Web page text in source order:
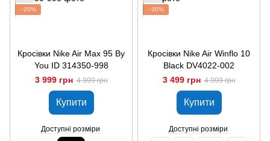
−20%
Кросівки Nike Air Max 95 By
You ID 314350-998
3 999 грн 4 999 грн
Купити
Доступні розміри
−30%
Кросівки Nike Air Winflo 10
Black DV4022-002
3 499 грн 4 999 грн
Купити
Доступні розміри